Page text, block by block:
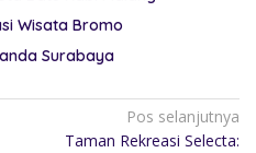
Wisata Bromo
Surabaya
Pos selanjutnya
Taman Rekreasi Selecta: